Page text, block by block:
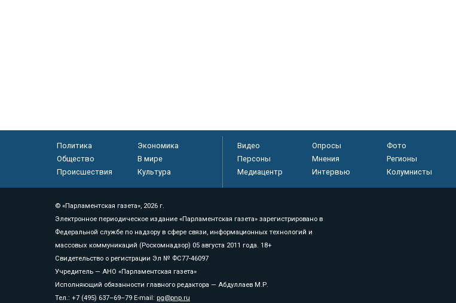
Политика
Экономика
Общество
В мире
Происшествия
Культура
Видео Опросы
Фото
Персоны
Мнения
Регионы
Медиацентр
Интервью Колумнисты
© «Парламентская газета», 2026 г.
Электронное периодическое издание «Парламентская газета» зарегистрировано в
Федеральной службе по надзору в сфере связи, информационных технологий и
массовых коммуникаций (Роскомнадзор) 05 августа 2011 года. 18+
Свидетельство о регистрации Эл № ФС77-46097
Учредитель — АНО «Парламентская газета»
Исполняющий обязанности главного редактора — Абдуллаев М.Р.
Тел.: +7 (495) 637–69–79 E-mail: pg@pnp.ru